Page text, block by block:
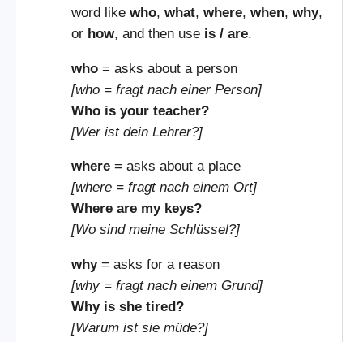
word like who, what, where, when, why,
or how, and then use is / are.
who= asks about a person
[who = fragt nach einer Person]
Who is your teacher?
[Wer ist dein Lehrer?]
where= asks about a place
[where = fragt nach einem Ort]
Where are my keys?
[Wo sind meine Schlüssel?]
why= asks for a reason
[why = fragt nach einem Grund]
Why is she tired?
[Warum ist sie müde?]